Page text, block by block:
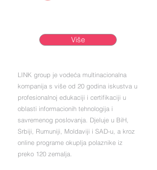
Više
LINK group je vodeća multinacionalna
kompanija s više od 20 godina iskustva u
profesionalnoj edukaciji i certifikaciji u
oblasti informacionih tehnologija i
savremenog poslovanja. Djeluje u BiH,
Srbiji, Rumuniji, Moldaviji i SAD-u, a kroz
online programe okuplja polaznike iz
preko 120 zemalja.